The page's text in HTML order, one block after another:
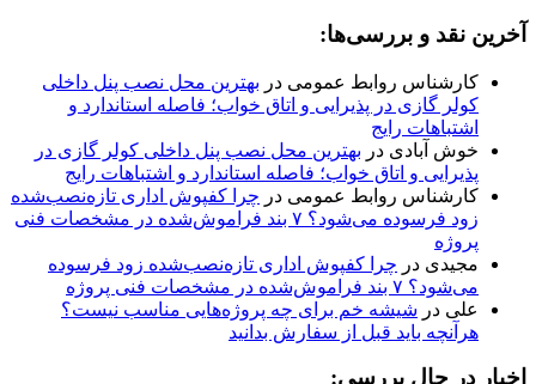
آخرین نقد و بررسی‌ها:
کارشناس روابط عمومی در بهترین محل نصب پنل داخلی
کولر گازی در پذیرایی و اتاق خواب؛ فاصله استاندارد و
اشتباهات رایج
خوش آبادی در بهترین محل نصب پنل داخلی کولر گازی در
پذیرایی و اتاق خواب؛ فاصله استاندارد و اشتباهات رایج
کارشناس روابط عمومی در چرا کفپوش اداری تازه‌نصب‌شده
زود فرسوده می‌شود؟ ۷ بند فراموش‌شده در مشخصات فنی
پروژه
مجیدی در چرا کفپوش اداری تازه‌نصب‌شده زود فرسوده
می‌شود؟ ۷ بند فراموش‌شده در مشخصات فنی پروژه
علی در شیشه خم برای چه پروژه‌هایی مناسب نیست؟
هرآنچه باید قبل از سفارش بدانید
اخبار در حال بررسی: